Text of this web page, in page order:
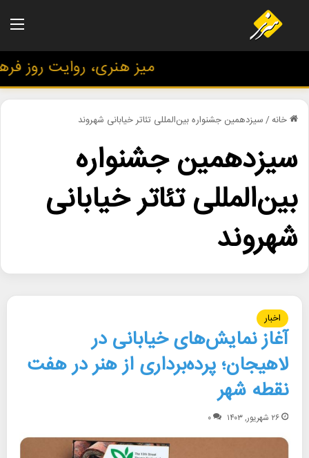
میز هنری، روایت روز
خانه/سیزدهمین جشنواره بین‌المللی تئاتر خیابانی شهروند
سیزدهمین جشنواره
بین‌المللی تئاتر خیابانی
شهروند
اخبار
آغاز نمایش‌های خیابانی در
لاهیجان؛ پرده‌برداری از هنر در هفت
نقطه شهر
۲۶ شهریور, ۱۴۰۳ ۰